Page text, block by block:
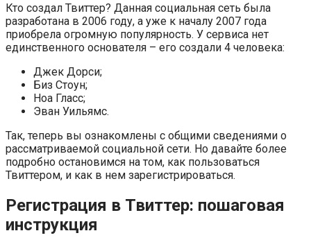
Кто создал Твиттер? Данная социальная сеть была
разработана в 2006 году, а уже к началу 2007 года
приобрела огромную популярность. У сервиса нет
единственного основателя – его создали 4 человека:
Джек Дорси;
Биз Стоун;
Ноа Гласс;
Эван Уильямс.
Так, теперь вы ознакомлены с общими сведениями о
рассматриваемой социальной сети. Но давайте более
подробно остановимся на том, как пользоваться
Твиттером, и как в нем зарегистрироваться.
Регистрация в Твиттер: пошаговая
инструкция